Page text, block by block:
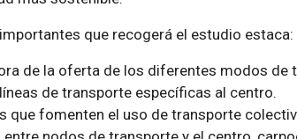
que recogerá el estudio estaca:
de la oferta de los diferentes modos de
de transporte específicas al centro.
que fomenten el uso de transporte